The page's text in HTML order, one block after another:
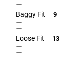
Baggy Fit 9
Loose Fit 13